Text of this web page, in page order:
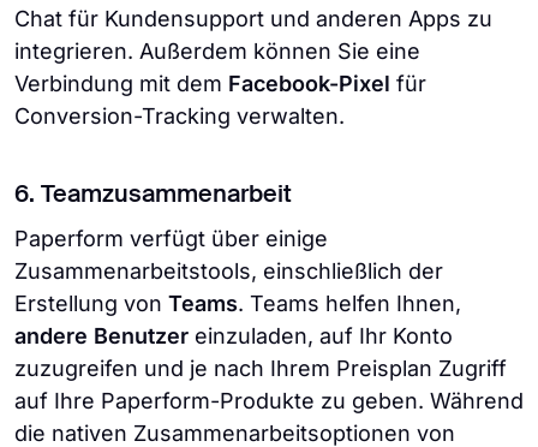
Chat für Kundensupport und anderen Apps zu
integrieren. Außerdem können Sie eine
Verbindung mit dem Facebook-Pixel für
Conversion-Tracking verwalten.
6. Teamzusammenarbeit
Paperform verfügt über einige
Zusammenarbeitstools, einschließlich der
Erstellung von Teams. Teams helfen Ihnen,
andere Benutzer einzuladen, auf Ihr Konto
zuzugreifen und je nach Ihrem Preisplan Zugriff
auf Ihre Paperform-Produkte zu geben. Während
die nativen Zusammenarbeitsoptionen von